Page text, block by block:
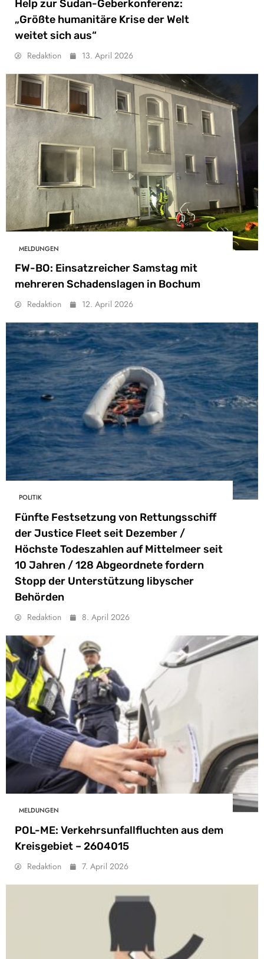
Help zur Sudan-Geberkonferenz:
„Größte humanitäre Krise der Welt
weitet sich aus“
Redaktion 13. April 2026
MELDUNGEN
FW-BO: Einsatzreicher Samstag mit
mehreren Schadenslagen in Bochum
Redaktion 12. April 2026
POLITIK
Fünfte Festsetzung von Rettungsschiff
der Justice Fleet seit Dezember /
Höchste Todeszahlen auf Mittelmeer seit
10 Jahren / 128 Abgeordnete fordern
Stopp der Unterstützung libyscher
Behörden
Redaktion 8. April 2026
MELDUNGEN
POL-ME: Verkehrsunfallfluchten aus dem
Kreisgebiet – 2604015
Redaktion 7. April 2026